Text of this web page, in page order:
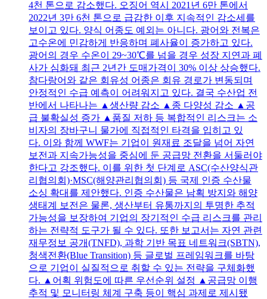
4천 톤으로 감소했다. 오징어 역시 2021년 6만 톤에서
2022년 3만 6천 톤으로 급감한 이후 지속적인 감소세를
보이고 있다. 양식 어종도 예외는 아니다. 광어와 전복은
고수온에 민감하게 반응하며 폐사율이 증가하고 있다.
광어의 경우 수온이 29~30℃를 넘을 경우 성장 지연과 폐
사가 심화돼 최근 2년간 도매가격이 30% 이상 상승했다.
참다랑어와 같은 회유성 어종은 회유 경로가 변동되며
안정적인 수급 예측이 어려워지고 있다. 결국 수산업 전
반에서 나타나는 ▲생산량 감소 ▲종 다양성 감소 ▲공
급 불확실성 증가 ▲품질 저하 등 복합적인 리스크는 소
비자의 장바구니 물가에 직접적인 타격을 입히고 있
다. 이와 함께 WWF는 기업이 원재료 조달을 넘어 자연
보전과 지속가능성을 중심에 둔 공급망 전환을 서둘러야
한다고 강조했다. 이를 위한 첫 단계로 ASC(수산양식관
리협의회)·MSC(해양관리협의회) 등 국제 인증 수산물
소싱 확대를 제안했다. 인증 수산물은 남획 방지와 해양
생태계 보전은 물론, 생산부터 유통까지의 투명한 추적
가능성을 보장하여 기업의 장기적인 수급 리스크를 관리
하는 전략적 도구가 될 수 있다. 또한 보고서는 자연 관련
재무정보 공개(TNFD), 과학 기반 목표 네트워크(SBTN),
청색전환(Blue Transition) 등 글로벌 프레임워크를 바탕
으로 기업이 실질적으로 취할 수 있는 전략을 구체화했
다. ▲어획 위험도에 따른 우선순위 설정 ▲공급망 이행
추적 및 모니터링 체계 구축 등이 핵심 과제로 제시됐